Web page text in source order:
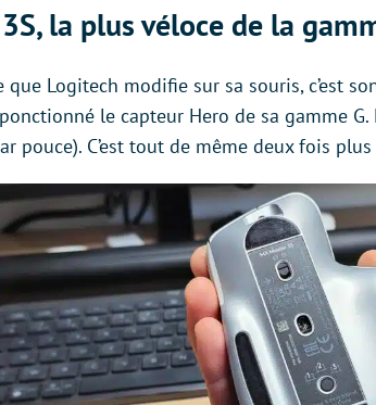
la plus véloce de la
que Logitech modifie sur sa souris, c’est
le capteur Hero de sa gamme
pouce). C’est tout de même deux fois